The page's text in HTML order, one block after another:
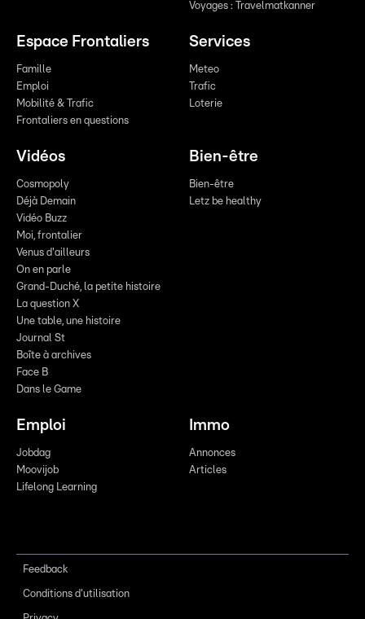
Voyages : Travelmatkanner
Espace Frontaliers
Famille
Emploi
Mobilité & Trafic
Frontaliers en questions
Services
Meteo
Trafic
Loterie
Vidéos
Cosmopoly
Déjà Demain
Vidéo Buzz
Moi, frontalier
Venus d'ailleurs
On en parle
Grand-Duché, la petite histoire
La question X
Une table, une histoire
Journal St
Boîte à archives
Face B
Dans le Game
Bien-être
Bien-être
Letz be healthy
Emploi
Jobdag
Moovijob
Lifelong Learning
Immo
Annonces
Articles
Feedback
Conditions d'utilisation